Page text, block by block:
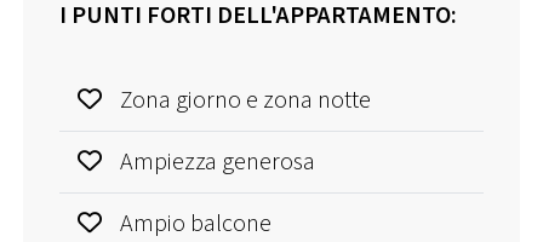
I PUNTI FORTI DELL'APPARTAMENTO:
Zona giorno e zona notte
Ampiezza generosa
Ampio balcone